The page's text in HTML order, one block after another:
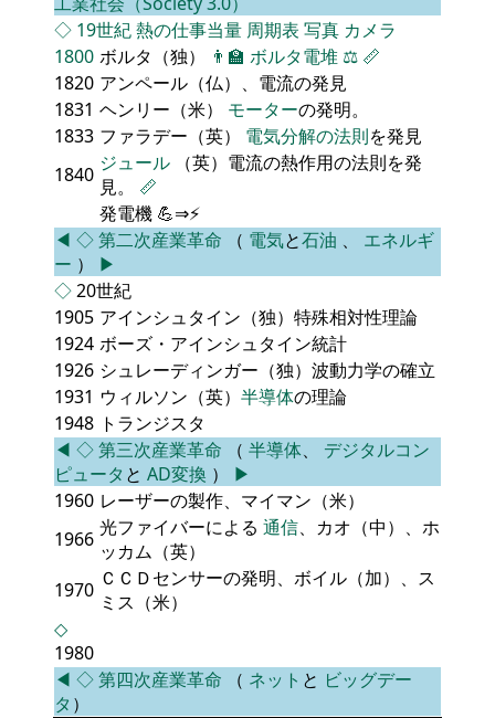
◇ 19世紀熱の仕事当量 周期表 写真 カメラ
1800 ボルタ（独） 👨‍🏫 ボルタ電堆 ⚖️ 📏
1820 アンペール（仏）、電流の発見
1831 ヘンリー（米） モーターの発明。
1833 ファラデー（英） 電気分解の法則を発見
1840 ジュール （英）電流の熱作用の法則を発
見。 📏
発電機 💪⇒⚡
◀ ◇第二次産業革命 （ 電気と石油 、 エネルギ
ー ） ▶
◇20世紀
1905 アインシュタイン（独）特殊相対性理論
1924 ボーズ・アインシュタイン統計
1926 シュレーディンガー（独）波動力学の確立
1931 ウィルソン（英） 半導体の理論
1948 トランジスタ
◀ ◇第三次産業革命 （ 半導体、 デジタルコン
ピュータ と AD変換 ） ▶
1960 レーザーの製作、マイマン（米）
1966 光ファイバーによる 通信、カオ（中）、ホ
ッカム（英）
1970 ＣＣＤセンサーの発明、ボイル（加）、ス
ミス（米）
◇
1980
◀ ◇第四次産業革命 （ ネット と ビッグデー
タ ）